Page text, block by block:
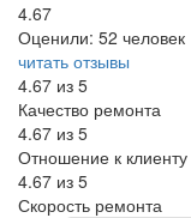
4.67
Оценили: 52 человек
читать отзывы
4.67 из 5
Качество ремонта
4.67 из 5
Отношение к клиенту
4.67 из 5
Скорость ремонта